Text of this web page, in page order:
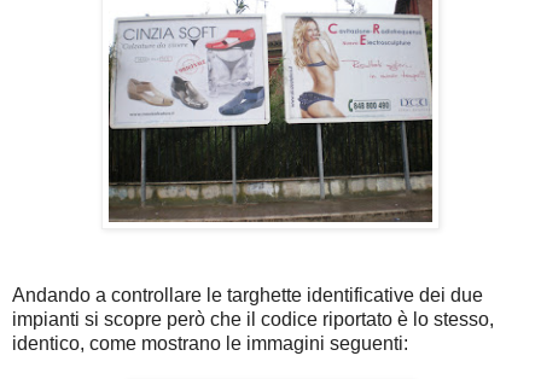
Andando a controllare le targhette identificative dei due
impianti si scopre però che il codice riportato è lo stesso,
identico, come mostrano le immagini seguenti: